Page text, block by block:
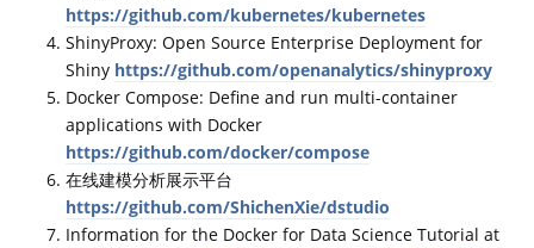
https://github.com/kubernetes/kubernetes
ShinyProxy: Open Source Enterprise Deployment for
Shiny https://github.com/openanalytics/shinyproxy
Docker Compose: Define and run multi-container
applications with Docker
https://github.com/docker/compose
在线建模分析展示平台
https://github.com/ShichenXie/dstudio
Information for the Docker for Data Science Tutorial at